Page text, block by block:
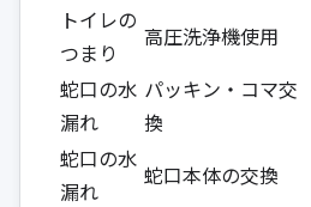
トイレの
つまり
高圧洗浄機使用
蛇口の水
漏れ
パッキン・コマ交
換
蛇口の水
漏れ
蛇口本体の交換